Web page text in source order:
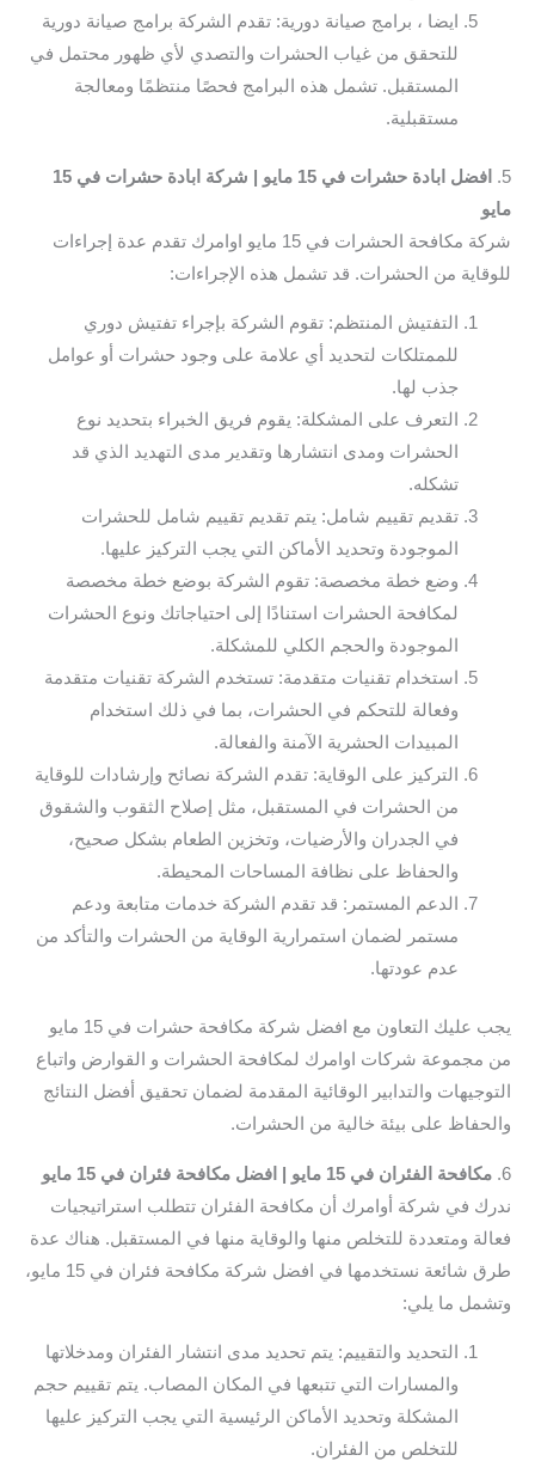
ايضا ، برامج صيانة دورية: تقدم الشركة برامج صيانة دورية
للتحقق من غياب الحشرات والتصدي لأي ظهور محتمل في
المستقبل. تشمل هذه البرامج فحصًا منتظمًا ومعالجة
مستقبلية.
5.
افضل ابادة حشرات في 15 مايو | شركة ابادة حشرات في 15
مايو
شركة مكافحة الحشرات في 15 مايو اوامرك تقدم عدة إجراءات
للوقاية من الحشرات. قد تشمل هذه الإجراءات:
التفتيش المنتظم: تقوم الشركة بإجراء تفتيش دوري
للممتلكات لتحديد أي علامة على وجود حشرات أو عوامل
جذب لها.
التعرف على المشكلة: يقوم فريق الخبراء بتحديد نوع
الحشرات ومدى انتشارها وتقدير مدى التهديد الذي قد
تشكله.
تقديم تقييم شامل: يتم تقديم تقييم شامل للحشرات
الموجودة وتحديد الأماكن التي يجب التركيز عليها.
وضع خطة مخصصة: تقوم الشركة بوضع خطة مخصصة
لمكافحة الحشرات استنادًا إلى احتياجاتك ونوع الحشرات
الموجودة والحجم الكلي للمشكلة.
استخدام تقنيات متقدمة: تستخدم الشركة تقنيات متقدمة
وفعالة للتحكم في الحشرات، بما في ذلك استخدام
المبيدات الحشرية الآمنة والفعالة.
التركيز على الوقاية: تقدم الشركة نصائح وإرشادات للوقاية
من الحشرات في المستقبل، مثل إصلاح الثقوب والشقوق
في الجدران والأرضيات، وتخزين الطعام بشكل صحيح،
والحفاظ على نظافة المساحات المحيطة.
الدعم المستمر: قد تقدم الشركة خدمات متابعة ودعم
مستمر لضمان استمرارية الوقاية من الحشرات والتأكد من
عدم عودتها.
يجب عليك التعاون مع افضل شركة مكافحة حشرات في 15 مايو
من مجموعة شركات اوامرك لمكافحة الحشرات و القوارض واتباع
التوجيهات والتدابير الوقائية المقدمة لضمان تحقيق أفضل النتائج
والحفاظ على بيئة خالية من الحشرات.
6. مكافحة الفئران في 15 مايو | افضل مكافحة فئران في 15 مايو
ندرك في شركة أوامرك أن مكافحة الفئران تتطلب استراتيجيات
فعالة ومتعددة للتخلص منها والوقاية منها في المستقبل. هناك عدة
طرق شائعة نستخدمها في افضل شركة مكافحة فئران في 15 مايو،
وتشمل ما يلي:
التحديد والتقييم: يتم تحديد مدى انتشار الفئران ومدخلاتها
والمسارات التي تتبعها في المكان المصاب. يتم تقييم حجم
المشكلة وتحديد الأماكن الرئيسية التي يجب التركيز عليها
للتخلص من الفئران.